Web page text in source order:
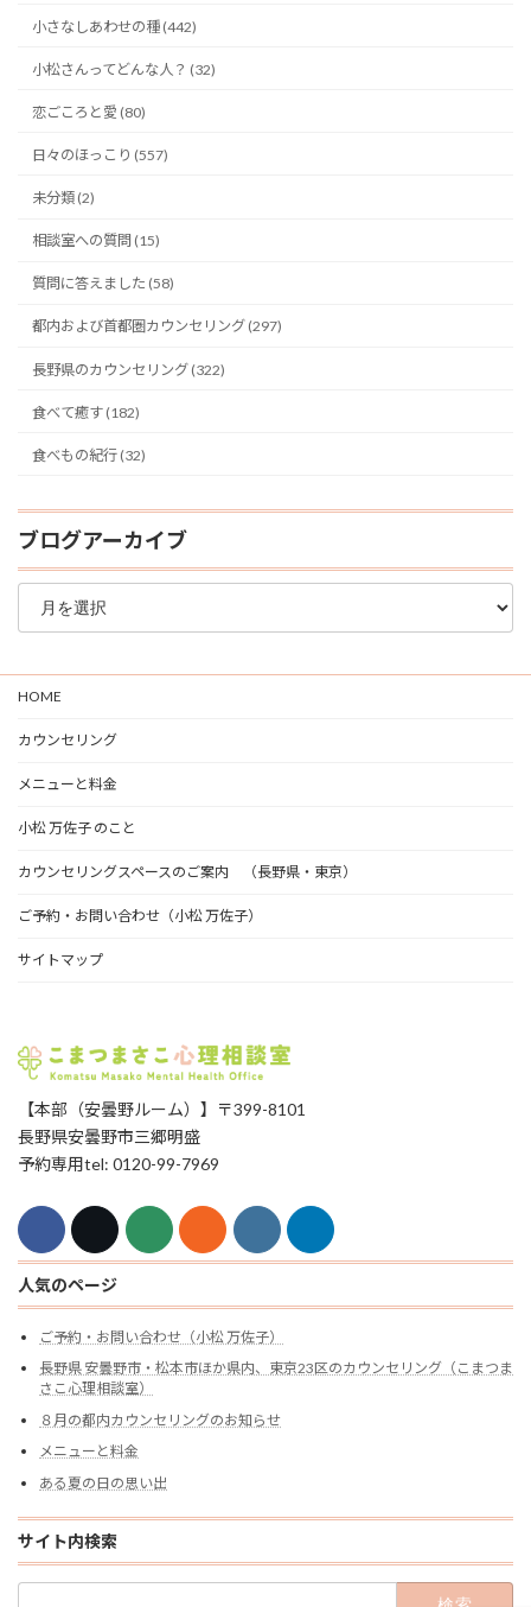
小さなしあわせの種 (442)
小松さんってどんな人？ (32)
恋ごころと愛 (80)
日々のほっこり (557)
未分類 (2)
相談室への質問 (15)
質問に答えました (58)
都内および首都圏カウンセリング (297)
長野県のカウンセリング (322)
食べて癒す (182)
食べもの紀行 (32)
ブログアーカイブ
ブ
グ
ー
カ
ブ
HOME
カウンセリング
メニューと料金
小松 万佐子 のこと
カウンセリングスペースのご案内 （長野県・東京）
ご予約・お問い合わせ（小松 万佐子）
サイトマップ
【本部（安曇野ルーム）】〒399-8101
長野県安曇野市三郷明盛
予約専用tel: 0120-99-7969
人気のページ
ご予約・お問い合わせ（小松 万佐子）
長野県 安曇野市・松本市ほか県内、東京23区のカウンセリング（こまつま
さこ心理相談室）
８月の都内カウンセリングのお知らせ
メニューと料金
ある夏の日の思い出
サイト内検索